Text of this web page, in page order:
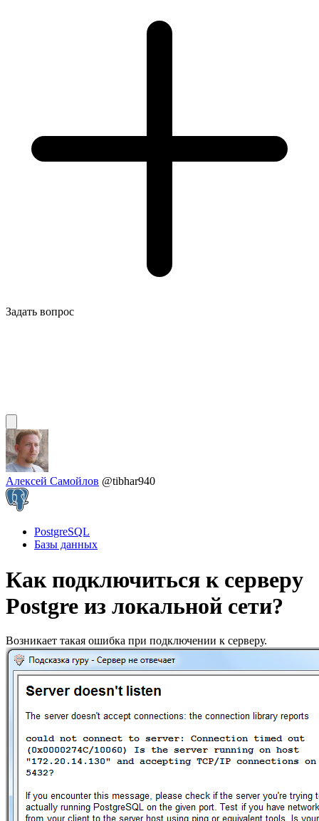
Задать вопрос
Алексей Самойлов @tibhar940
PostgreSQL
Базы данных
Как подключиться к серверу
Postgre из локальной сети?
Возникает такая ошибка при подключении к серверу.